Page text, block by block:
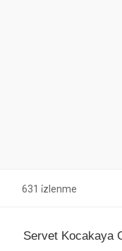
631 i̇zlenme
Servet Kocakaya